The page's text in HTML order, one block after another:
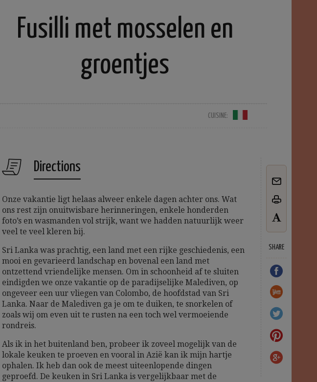
Fusilli met mosselen en
groentjes
CUISINE:
Directions
SHARE
Onze vakantie ligt helaas alweer enkele dagen achter ons. Wat
ons rest zijn onuitwisbare herinneringen, enkele honderden
foto’s en wasmanden vol strijk, want we hadden natuurlijk weer
veel te veel kleren bij.
Sri Lanka was prachtig, een land met een rijke geschiedenis, een
mooi en gevarieerd landschap en bovenal een land met
ontzettend vriendelijke mensen. Om in schoonheid af te sluiten
eindigden we onze vakantie op de paradijselijke Malediven, op
ongeveer een uur vliegen van Colombo, de hoofdstad van Sri
Lanka. Naar de Malediven ga je om te duiken, te snorkelen of
zoals wij om even uit te rusten na een toch wel vermoeiende
rondreis.
Als ik in het buitenland ben, probeer ik zoveel mogelijk van de
lokale keuken te proeven en vooral in Azië kan ik mijn hartje
ophalen. Ik heb dan ook de meest uiteenlopende dingen
geproefd. De keuken in Sri Lanka is vergelijkbaar met de